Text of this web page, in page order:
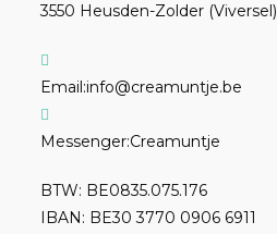
3550 Heusden-Zolder (Viversel)
Email:info@creamuntje.be
Messenger:Creamuntje
BTW: BE0835.075.176
IBAN: BE30 3770 0906 6911